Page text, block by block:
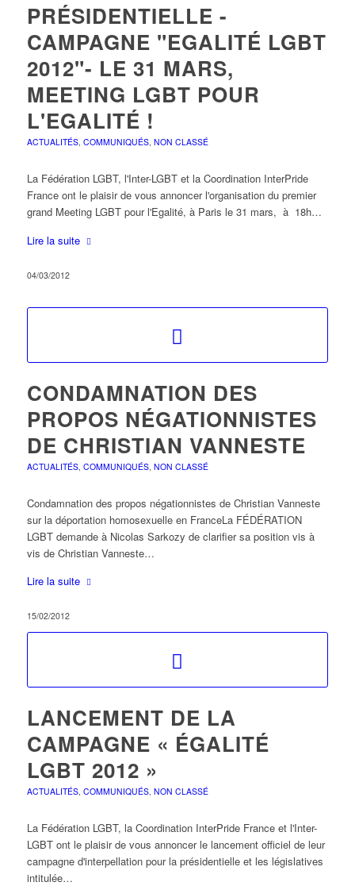
PRÉSIDENTIELLE -
CAMPAGNE "EGALITÉ LGBT
2012"- LE 31 MARS,
MEETING LGBT POUR
L'EGALITÉ !
ACTUALITÉS, COMMUNIQUÉS, NON CLASSÉ
La Fédération LGBT, l'Inter-LGBT et la Coordination InterPride
France ont le plaisir de vous annoncer l'organisation du premier
grand Meeting LGBT pour l'Egalité, à Paris le 31 mars, à 18h…
Lire la suite
04/03/2012
CONDAMNATION DES
PROPOS NÉGATIONNISTES
DE CHRISTIAN VANNESTE
ACTUALITÉS, COMMUNIQUÉS, NON CLASSÉ
Condamnation des propos négationnistes de Christian Vanneste
sur la déportation homosexuelle en FranceLa FÉDÉRATION
LGBT demande à Nicolas Sarkozy de clarifier sa position vis à
vis de Christian Vanneste…
Lire la suite
15/02/2012
LANCEMENT DE LA
CAMPAGNE « ÉGALITÉ
LGBT 2012 »
ACTUALITÉS, COMMUNIQUÉS, NON CLASSÉ
La Fédération LGBT, la Coordination InterPride France et l'Inter-
LGBT ont le plaisir de vous annoncer le lancement officiel de leur
campagne d'interpellation pour la présidentielle et les législatives
intitulée…